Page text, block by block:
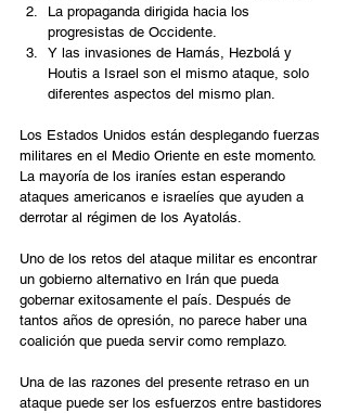
La propaganda dirigida hacia los
progresistas de Occidente.
Y las invasiones de Hamás, Hezbolá y
Houtis a Israel son el mismo ataque, solo
diferentes aspectos del mismo plan.
Los Estados Unidos están desplegando fuerzas
militares en el Medio Oriente en este momento.
La mayoría de los iraníes estan esperando
ataques americanos e israelíes que ayuden a
derrotar al régimen de los Ayatolás.
Uno de los retos del ataque militar es encontrar
un gobierno alternativo en Irán que pueda
gobernar exitosamente el país. Después de
tantos años de opresión, no parece haber una
coalición que pueda servir como remplazo.
Una de las razones del presente retraso en un
ataque puede ser los esfuerzos entre bastidores